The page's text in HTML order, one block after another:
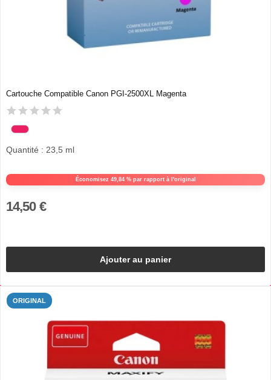
Cartouche Compatible Canon PGI-2500XL Magenta
Économisez 49,84 % par rapport à l'original
Quantité : 23,5 ml
14,50 €
Ajouter au panier
ORIGINAL